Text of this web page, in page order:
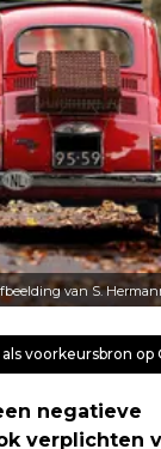
van S.
voorkeursbron op
negatieve
verplichten